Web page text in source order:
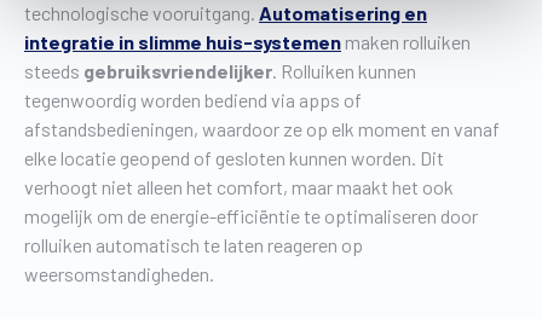
technologische vooruitgang. Automatisering en
integratie in slimme huis-systemen maken rolluiken
steeds gebruiksvriendelijker. Rolluiken kunnen
tegenwoordig worden bediend via apps of
afstandsbedieningen, waardoor ze op elk moment en vanaf
elke locatie geopend of gesloten kunnen worden. Dit
verhoogt niet alleen het comfort, maar maakt het ook
mogelijk om de energie-efficiëntie te optimaliseren door
rolluiken automatisch te laten reageren op
weersomstandigheden.